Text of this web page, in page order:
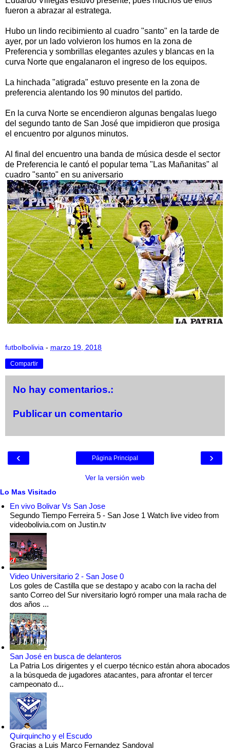
fueron a abrazar al estratega.
Hubo un lindo recibimiento al cuadro "santo" en la tarde de
ayer, por un lado volvieron los humos en la zona de
Preferencia y sombrillas elegantes azules y blancas en la
curva Norte que engalanaron el ingreso de los equipos.
La hinchada "atigrada" estuvo presente en la zona de
preferencia alentando los 90 minutos del partido.
En la curva Norte se encendieron algunas bengalas luego
del segundo tanto de San José que impidieron que prosiga
el encuentro por algunos minutos.
Al final del encuentro una banda de música desde el sector
de Preferencia le cantó el popular tema "Las Mañanitas" al
cuadro "santo" en su aniversario
futbolbolivia - marzo 19, 2018
Compartir
No hay comentarios.:
Publicar un comentario
‹ ›
Página Principal
Ver la versión web
Lo Mas Visitado
En vivo Bolivar Vs San Jose
Segundo Tiempo Ferreira 5 - San Jose 1 Watch live video from
videobolivia.com on Justin.tv
Video Universitario 2 - San Jose 0
Los goles de Castilla que se destapo y acabo con la racha del
santo Correo del Sur niversitario logró romper una mala racha de
dos años ...
San José en busca de delanteros
La Patria Los dirigentes y el cuerpo técnico están ahora abocados
a la búsqueda de jugadores atacantes, para afrontar el tercer
campeonato d...
Quirquincho y el Escudo
Gracias a Luis Marco Fernandez Sandoval